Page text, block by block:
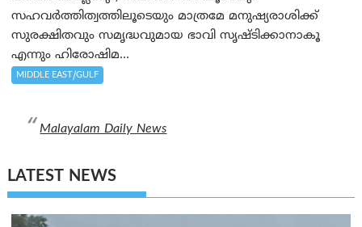
സഹവര്‍ത്തിത്വത്തിലൂടെയും മാത്രമേ മനുഷ്യരാശിക്ക്
സുരക്ഷിതവും സമൃദ്ധവുമായ ഭാവി സൃഷ്ടിക്കാനാകൂ
എന്നും ഹിരോഷിമ...
MIDDLE EAST/GULF
Malayalam Daily News
LATEST NEWS